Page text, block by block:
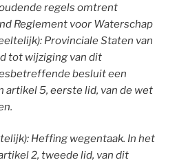
regels omtrent
Reglement voor Waterschap
Provinciale Staten van
tot wijziging van dit
besluit een
artikel 5, eerste lid, van de wet
Heffing wegentaak. In het
2, tweede lid, van dit